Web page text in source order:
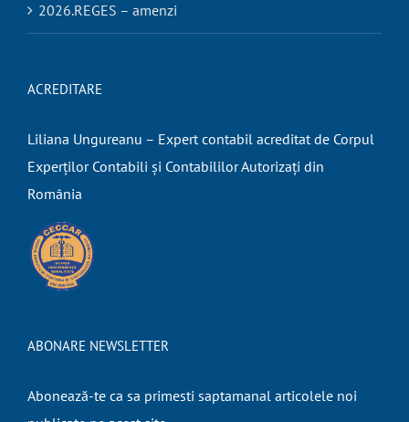
2026.REGES – amenzi
ACREDITARE
Liliana Ungureanu – Expert contabil acreditat de Corpul
Experților Contabili și Contabililor Autorizați din
România
ABONARE NEWSLETTER
Abonează-te ca sa primesti saptamanal articolele noi